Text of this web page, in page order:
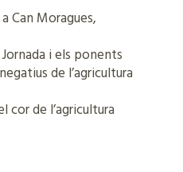
Can Moragues,
i els ponents
de l’agricultura
cor de l’agricultura